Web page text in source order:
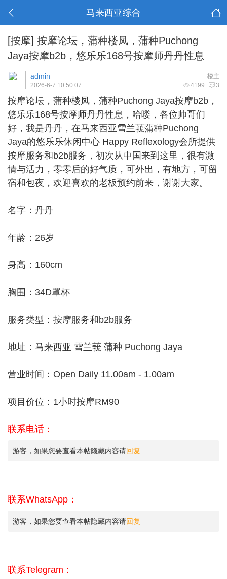
马来西亚综合
[按摩] 按摩论坛，蒲种楼凤，蒲种Puchong
Jaya按摩b2b，悠乐乐168号按摩师丹丹性息
楼主
admin
4199 3
2026-6-7 10:50:07
按摩论坛， 蒲种楼凤 ，蒲种Puchong Jaya按摩b2b，
悠乐乐168号按摩师丹丹性息，哈喽，各位帅哥们
好，我是丹丹，在马来西亚雪兰莪蒲种Puchong
Jaya的悠乐乐休闲中心 Happy Reflexology会所提供
按摩服务和b2b服务，初次从中国来到这里，很有激
情与活力，零零后的好气质，可外出，有地方，可留
宿和包夜，欢迎喜欢的老板预约前来，谢谢大家。
名字：丹丹
年龄：26岁
身高：160cm
胸围：34D罩杯
服务类型：按摩服务和b2b服务
地址：马来西亚 雪兰莪 蒲种 Puchong Jaya
营业时间：Open Daily 11.00am - 1.00am
项目价位：1小时按摩RM90
联系电话：
游客，如果您要查看本帖隐藏内容请回复
联系WhatsApp：
游客，如果您要查看本帖隐藏内容请回复
联系Telegram：